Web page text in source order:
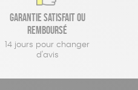
Garantie satisfait ou
remboursé
14 jours pour changer
d'avis